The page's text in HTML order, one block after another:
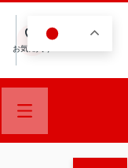
お気に入り